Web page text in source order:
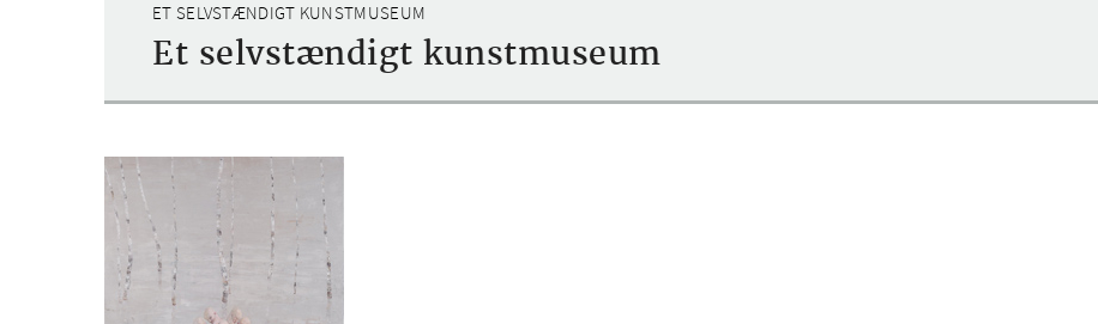
ET SELVSTÆNDIGT KUNSTMUSEUM
Et selvstændigt kunstmuseum